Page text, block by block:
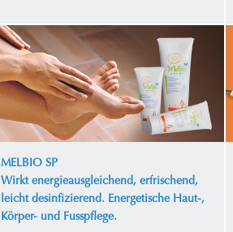
MELBIO SP
Wirkt energieausgleichend, erfrischend,
leicht desinfizierend. Energetische Haut-,
Körper- und Fusspflege.